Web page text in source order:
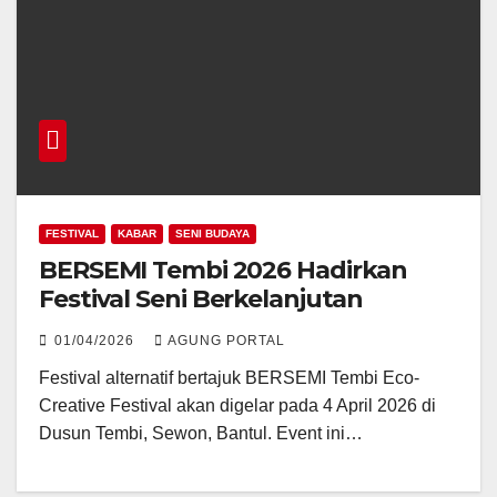
FESTIVAL KABAR SENI BUDAYA
BERSEMI Tembi 2026 Hadirkan
Festival Seni Berkelanjutan
01/04/2026 AGUNG PORTAL
Festival alternatif bertajuk BERSEMI Tembi Eco-
Creative Festival akan digelar pada 4 April 2026 di
Dusun Tembi, Sewon, Bantul. Event ini…